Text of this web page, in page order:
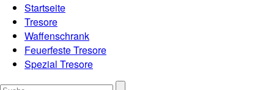
Startseite
Tresore
Waffenschrank
Feuerfeste Tresore
Spezial Tresore